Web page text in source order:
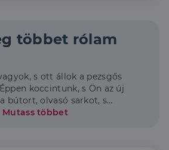
többet rólam
s ott állok a pezsgős
koccintunk, s Ön az új
bútort, olvasó sarkot, s
elé. Egy pillanatra megállunk, s
Mutass többet